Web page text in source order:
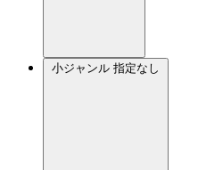
小ジャンル 指定なし